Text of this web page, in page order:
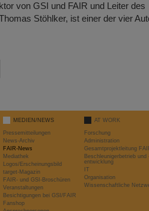
von GSI und FAIR und Leiter des
Stöhlker, ist einer der vier
MEDIEN/NEWS
Pressemitteilungen
News-Archiv
FAIR-News
Mediathek
Logos/Erscheinungsbild
target-Magazin
FAIR- und GSI-Broschüren
Veranstaltungen
Besichtigungen bei GSI/FAIR
Fanshop
AT WORK
Forschung
Administration
Gesamtprojektleitung
Beschleunigerbetrieb und
entwicklung
IT
Organisation
Wissenschaftliche